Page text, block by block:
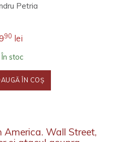
Petria
90 lei
În stoc
ÎN COŞ